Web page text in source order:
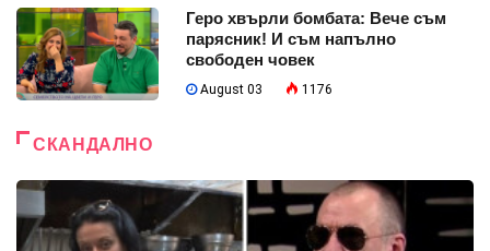
Геро хвърли бомбата: Вече съм
парясник! И съм напълно
свободен човек
August 03 1176
СКАНДАЛНО